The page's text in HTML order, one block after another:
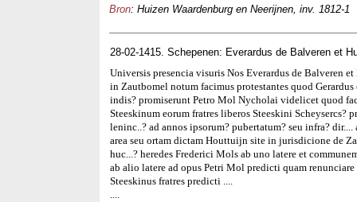
Bron: Huizen Waardenburg en Neerijnen, inv. 1812-1
28-02-1415. Schepenen: Everardus de Balveren et
Universis presencia visuris Nos Everardus de Balveren
in Zautbomel notum facimus protestantes quod
indis? promiserunt Petro Mol Nycholai videlicet quod
Steeskinum eorum fratres liberos Steeskini Scheysercs?
leninc..? ad annos ipsorum? pubertatum? seu infra?
area seu ortam dictam Houttuijn site in jurisdicione de
huc...? heredes Frederici Mols ab uno latere et
ab alio latere ad opus Petri Mol predicti quam
Steeskinus fratres predicti ....
....